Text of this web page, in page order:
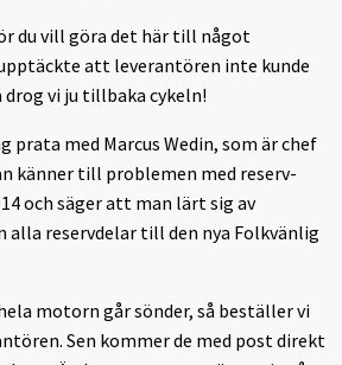
du vill göra det här till något
att leverantören inte kunde
vi ju tillbaka cykeln!
prata med Marcus Wedin, som är chef
känner till problemen med reserv-
och säger att man lärt sig av
alla reservdelar till den nya Folkvänlig
motorn går sönder, så beställer vi
Sen kommer de med post direkt